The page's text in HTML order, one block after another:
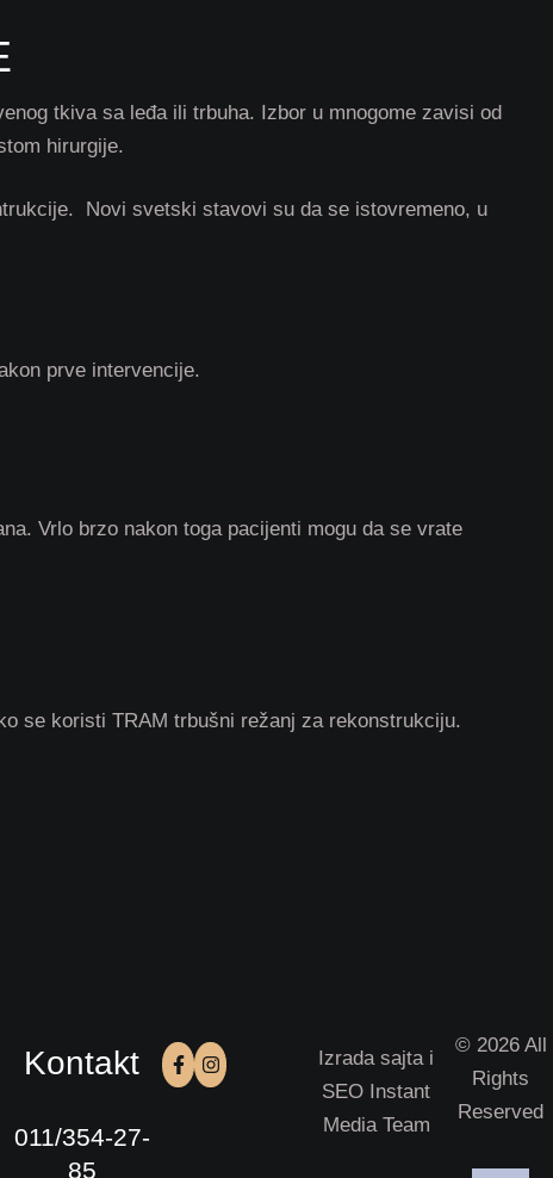
tkiva sa leđa ili trbuha. Izbor u mnogome zavisi od
hirurgije.
Novi svetski stavovi su da se istovremeno, u
prve intervencije.
Vrlo brzo nakon toga pacijenti mogu da se vrate
se koristi TRAM trbušni režanj za rekonstrukciju.
Kontakt
011/354-27-
85
Izrada sajta i
SEO Instant
Media Team
© 2026 All
Rights
Reserved